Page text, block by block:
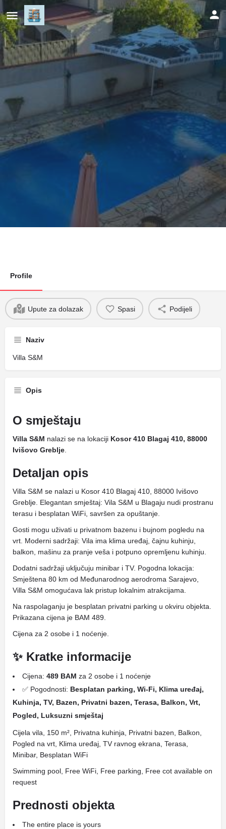
Villa S&M
Profile
Upute za dolazak Spasi Podijeli
Naziv
Villa S&M
Opis
O smještaju
Villa S&M nalazi se na lokaciji Kosor 410 Blagaj 410, 88000
Ivišovo Greblje
Detaljan opis
Villa S&M se nalazi u Kosor 410 Blagaj 410, 88000 Ivišovo
Greblje. Elegantan smještaj: Vila S&M u Blagaju nudi prostranu
terasu i besplatan WiFi, savršen za opuštanje.
Gosti mogu uživati ​​u privatnom bazenu i bujnom pogledu na
vrt. Moderni sadržaji: Vila ima klima uređaj, čajnu kuhinju,
balkon, mašinu za pranje veša i potpuno opremljenu kuhinju.
Dodatni sadržaji uključuju minibar i TV. Pogodna lokacija:
Smještena 80 km od Međunarodnog aerodroma Sarajevo,
Villa S&M omogućava lak pristup lokalnim atrakcijama.
Na raspolaganju je besplatan privatni parking u okviru objekta.
Prikazana cijena je BAM 489.
Cijena za 2 osobe i 1 noćenje.
✨ Kratke informacije
Cijena: 489 BAM za 2 osobe i 1 noćenje
✅ Pogodnosti: Besplatan parking, Wi-Fi, Klima uređaj,
Kuhinja, TV, Bazen, Privatni bazen, Terasa, Balkon, Vrt,
Pogled, Luksuzni smještaj
Cijela vila, 150 m², Privatna kuhinja, Privatni bazen, Balkon,
Pogled na vrt, Klima uređaj, TV ravnog ekrana, Terasa,
Minibar, Besplatan WiFi
Swimming pool, Free WiFi, Free parking, Free cot available on
request
Prednosti objekta
The entire place is yours